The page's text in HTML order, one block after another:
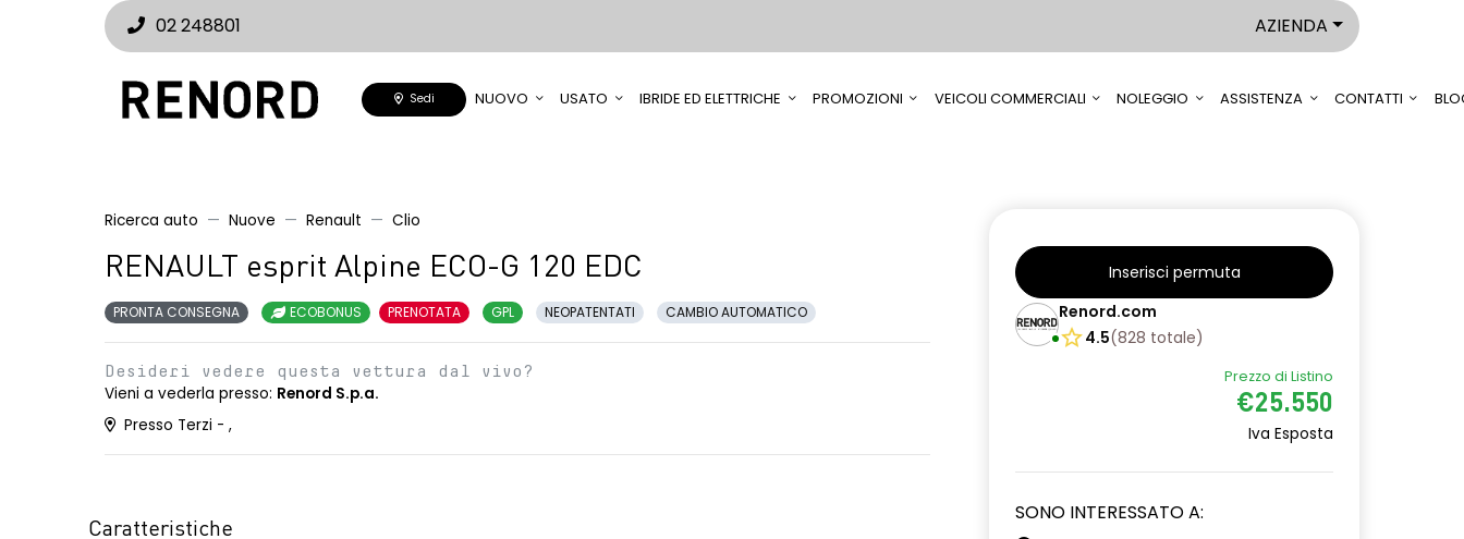
02 248801 AZIENDA
Sedi NUOVO USATO IBRIDE ED ELETTRICHE PROMOZIONI VEICOLI COMMERCIALI NOLEGGIO ASSISTENZA CONTATTI
Ricerca auto Nuove Renault Clio
RENAULT esprit Alpine ECO-G 120 EDC
PRONTA CONSEGNA ECOBONUS PRENOTATA GPL NEOPATENTATI CAMBIO AUTOMATICO
Desideri vedere questa vettura dal vivo?
Vieni a vederla presso: Renord S.p.a.
Presso Terzi - ,
Caratteristiche
Inserisci permuta
Renord.com
4.5(828 totale)
Prezzo di Listino
€25.550
Iva Esposta
SONO INTERESSATO A: